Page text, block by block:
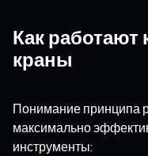
Как
краны
Понимание принципа
максимально
инструменты: